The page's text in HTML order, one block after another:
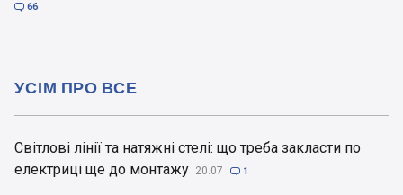
 66
Світлові лінії та натяжні стелі: що треба закласти по
електриці ще до монтажу 20.07  1
УСІМ ПРО ВСЕ